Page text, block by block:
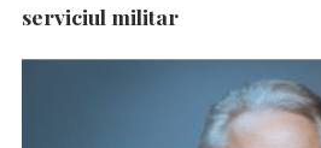
serviciul militar